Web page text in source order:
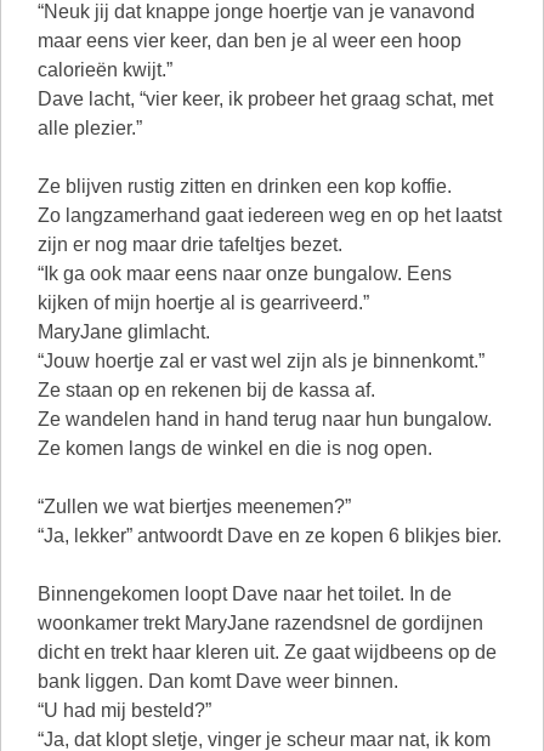
“Neuk jij dat knappe jonge hoertje van je vanavond
maar eens vier keer, dan ben je al weer een hoop
calorieën kwijt.”
Dave lacht, “vier keer, ik probeer het graag schat, met
alle plezier.”
Ze blijven rustig zitten en drinken een kop koffie.
Zo langzamerhand gaat iedereen weg en op het laatst
zijn er nog maar drie tafeltjes bezet.
“Ik ga ook maar eens naar onze bungalow. Eens
kijken of mijn hoertje al is gearriveerd.”
MaryJane glimlacht.
“Jouw hoertje zal er vast wel zijn als je binnenkomt.”
Ze staan op en rekenen bij de kassa af.
Ze wandelen hand in hand terug naar hun bungalow.
Ze komen langs de winkel en die is nog open.
“Zullen we wat biertjes meenemen?”
“Ja, lekker” antwoordt Dave en ze kopen 6 blikjes bier.
Binnengekomen loopt Dave naar het toilet. In de
woonkamer trekt MaryJane razendsnel de gordijnen
dicht en trekt haar kleren uit. Ze gaat wijdbeens op de
bank liggen. Dan komt Dave weer binnen.
“U had mij besteld?”
“Ja, dat klopt sletje, vinger je scheur maar nat, ik kom